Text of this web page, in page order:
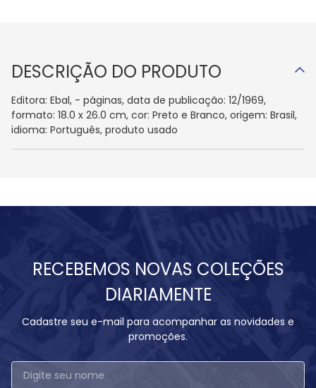
DESCRIÇÃO DO PRODUTO
Editora: Ebal, - páginas, data de publicação: 12/1969,
formato: 18.0 x 26.0 cm, cor: Preto e Branco, origem: Brasil,
idioma: Português, produto usado
RECEBEMOS NOVAS COLEÇÕES
DIARIAMENTE
Cadastre seu e-mail para acompanhar as novidades e
promoções.